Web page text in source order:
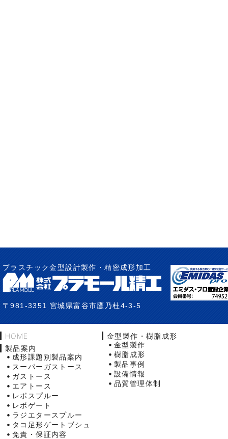
プラスチック金型設計製作・精密成形加工
〒981-3351 宮城県富谷市鷹乃杜4-3-5
HOME
製品案内
成形課題別製品案内
スーパーガストース
ガストース
エアトース
レボスプルー
レボゲート
ラジエタースプルー
タコ足形ゲートブシュ
免責・保証内容
金型製作・樹脂成形
金型製作
樹脂成形
製品事例
設備情報
品質管理体制